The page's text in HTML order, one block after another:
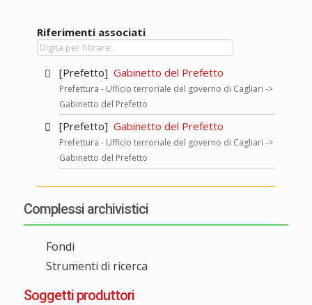
Riferimenti associati
[Prefetto] Gabinetto del Prefetto
Prefettura - Ufficio terroriale del governo di Cagliari ->
Gabinetto del Prefetto
[Prefetto] Gabinetto del Prefetto
Prefettura - Ufficio terroriale del governo di Cagliari ->
Gabinetto del Prefetto
Complessi archivistici
Fondi
Strumenti di ricerca
Soggetti produttori